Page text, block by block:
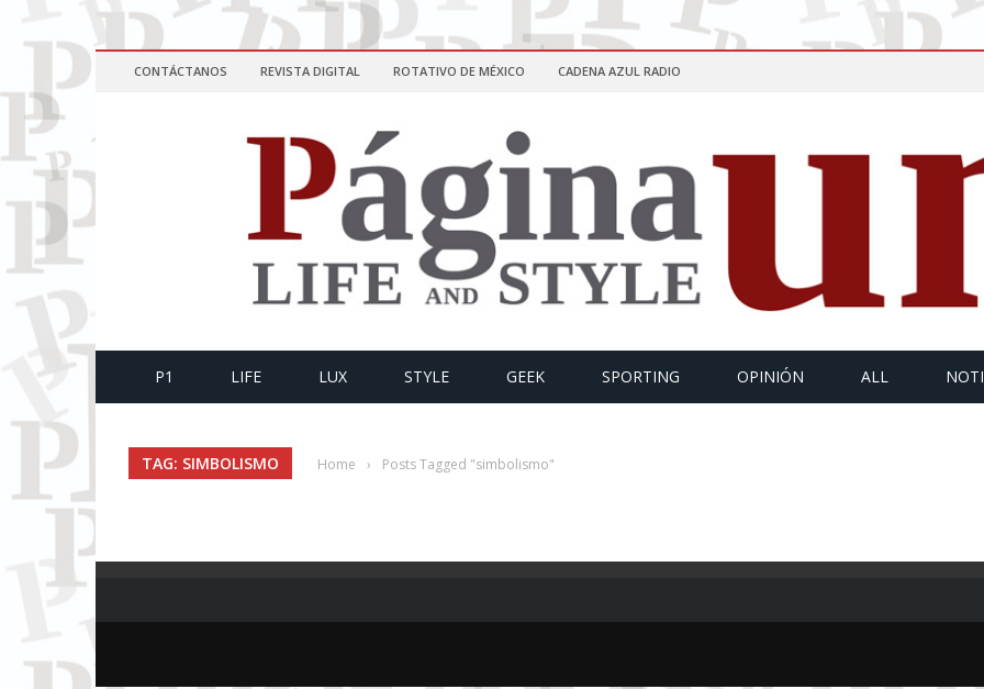
CONTÁCTANOS REVISTA DIGITAL ROTATIVO DE MÉXICO CADENA AZUL RADIO
P1 LIFE LUX STYLE GEEK SPORTING OPINIÓN ALL
TAG: SIMBOLISMO Home › Posts Tagged "simbolismo"